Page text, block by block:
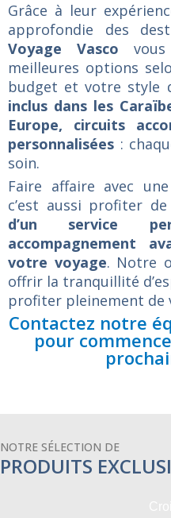
Grâce à leur
approfondie des
Voyage Vasco
meilleures options
budget et votre style
inclus dans les
Europe, circuits
personnalisées :
soin.
Faire affaire avec une
c’est aussi profiter de
d’un service
accompagnement
votre voyage. Notre
offrir la tranquillité
profiter pleinement de
Contactez notre
pour
NOTRE SÉLECTION DE
PRODUITS